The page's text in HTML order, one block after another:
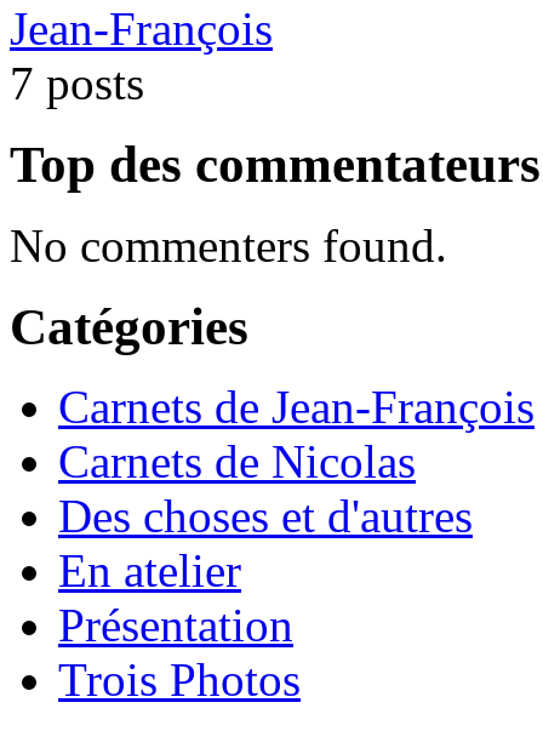
Jean-François
7 posts
Top des commentateurs
No commenters found.
Catégories
Carnets de Jean-François
Carnets de Nicolas
Des choses et d'autres
En atelier
Présentation
Trois Photos